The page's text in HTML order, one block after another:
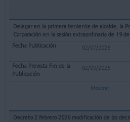
Delegar en la primera teniente de alcalde, la
Corporación en la sesión extraordinaria de 19
02/07/2026
02/09/2026
Mostrar
Decreto 2 febrero 2026 modificación de los